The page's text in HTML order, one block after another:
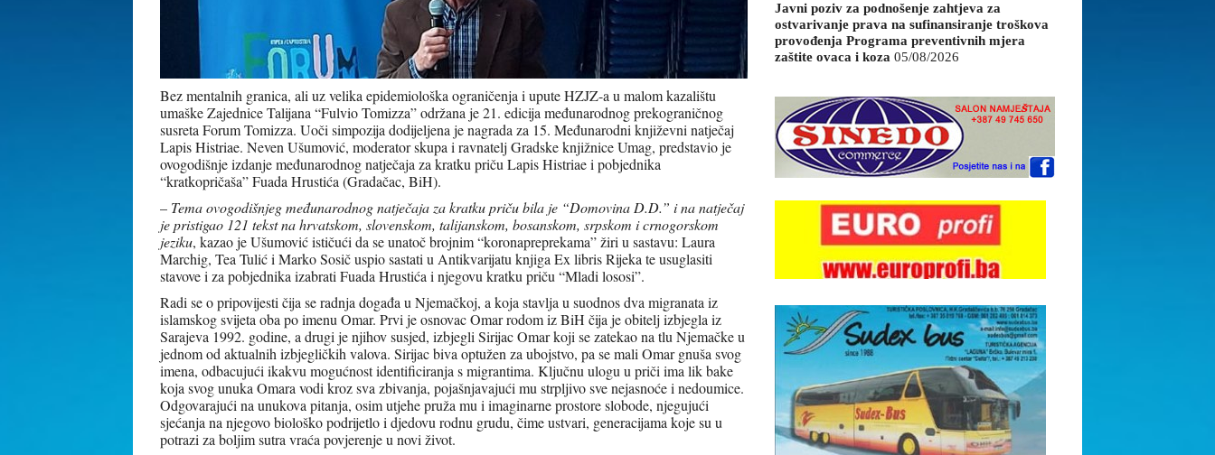
Bez mentalnih granica, ali uz velika epidemiološka ograničenja i upute HZJZ-a u malom kazalištu
umaške Zajednice Talijana “Fulvio Tomizza” održana je 21. edicija međunarodnog prekograničnog
susreta Forum Tomizza. Uoči simpozija dodijeljena je nagrada za 15. Međunarodni književni natječaj
Lapis Histriae. Neven Ušumović, moderator skupa i ravnatelj Gradske knjižnice Umag, predstavio je
ovogodišnje izdanje međunarodnog natječaja za kratku priču Lapis Histriae i pobjednika
“kratkopričaša” Fuada Hrustića (Gradačac, BiH).
– Tema ovogodišnjeg međunarodnog natječaja za kratku priču bila je “Domovina D.D.” i na natječaj
je pristigao 121 tekst na hrvatskom, slovenskom, talijanskom, bosanskom, srpskom i crnogorskom
jeziku, kazao je Ušumović ističući da se unatoč brojnim “koronapreprekama” žiri u sastavu: Laura
Marchig, Tea Tulić i Marko Sosič uspio sastati u Antikvarijatu knjiga Ex libris Rijeka te usuglasiti
stavove i za pobjednika izabrati Fuada Hrustića i njegovu kratku priču “Mladi lososi”.
Radi se o pripovijesti čija se radnja događa u Njemačkoj, a koja stavlja u suodnos dva migranata iz
islamskog svijeta oba po imenu Omar. Prvi je osnovac Omar rodom iz BiH čija je obitelj izbjegla iz
Sarajeva 1992. godine, a drugi je njihov susjed, izbjegli Sirijac Omar koji se zatekao na tlu Njemačke u
jednom od aktualnih izbjegličkih valova. Sirijac biva optužen za ubojstvo, pa se mali Omar gnuša svog
imena, odbacujući ikakvu mogućnost identificiranja s migrantima. Ključnu ulogu u priči ima lik bake
koja svog unuka Omara vodi kroz sva zbivanja, pojašnjavajući mu strpljivo sve nejasnoće i nedoumice.
Odgovarajući na unukova pitanja, osim utjehe pruža mu i imaginarne prostore slobode, njegujući
sjećanja na njegovo biološko podrijetlo i djedovu rodnu grudu, čime ustvari, generacijama koje su u
potrazi za boljim sutra vraća povjerenje u novi život.
Javni poziv za podnošenje zahtjeva za
ostvarivanje prava na sufinansiranje troškova
provođenja Programa preventivnih mjera
zaštite ovaca i koza 05/08/2026